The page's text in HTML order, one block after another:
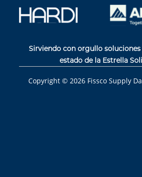
Sirviendo con orgullo soluciones
estado de la Estrella
Copyright © 2026 Fissco Supply